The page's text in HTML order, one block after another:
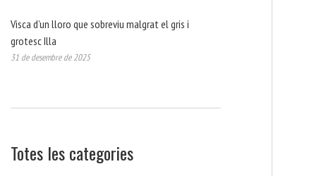
Visca d’un lloro que sobreviu malgrat el gris i
grotesc Illa
31 de desembre de 2025
Totes les categories